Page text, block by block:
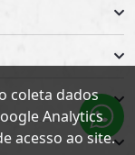
coleta dados
Analytics
acesso ao site.